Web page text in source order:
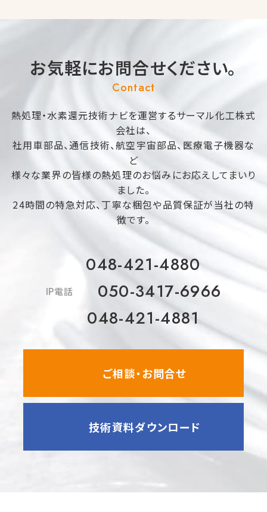
お気軽にお問合せください。
Contact
熱処理・水素還元技術ナビを運営するサーマル化工株式
会社は、
社用車部品、通信技術、航空宇宙部品、医療電子機器な
ど
様々な業界の皆様の熱処理のお悩みにお応えしてまいり
ました。
24時間の特急対応、丁寧な梱包や品質保証が当社の特
徴です。
048-421-4880
IP電話
050-3417-6966
048-421-4881
ご相談・お問合せ
技術資料ダウンロード